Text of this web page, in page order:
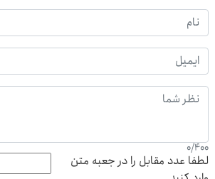
0/400
لطفا عدد مقابل را در جعبه متن